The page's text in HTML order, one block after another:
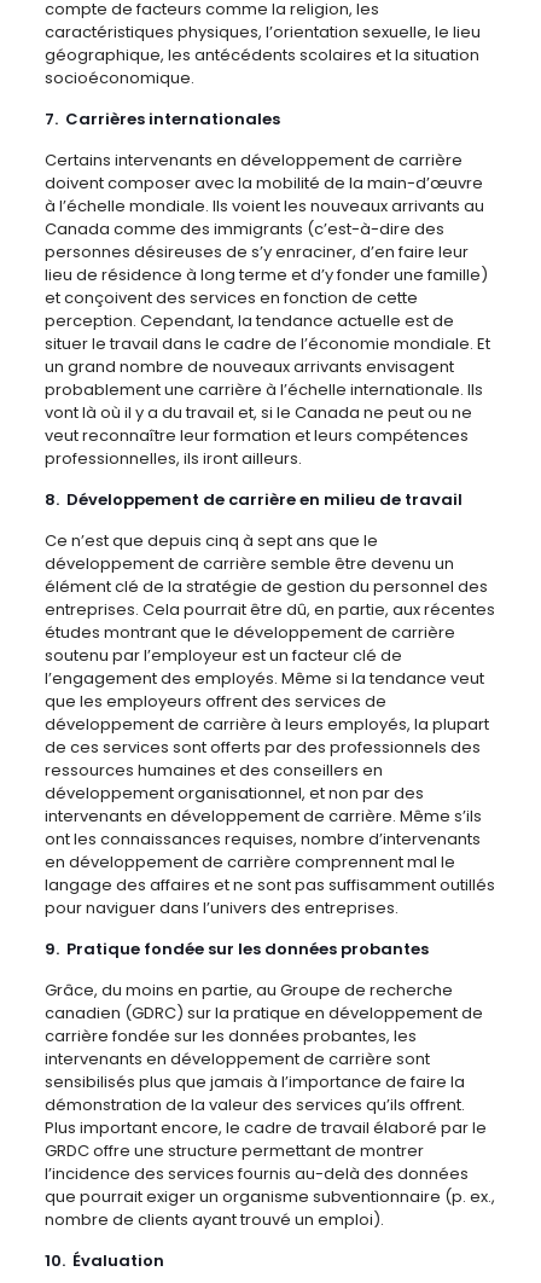
compte de facteurs comme la religion, les
caractéristiques physiques, l’orientation sexuelle, le lieu
géographique, les antécédents scolaires et la situation
socioéconomique.
7. Carrières internationales
Certains intervenants en développement de carrière
doivent composer avec la mobilité de la main-d’œuvre
à l’échelle mondiale. Ils voient les nouveaux arrivants au
Canada comme des immigrants (c’est-à-dire des
personnes désireuses de s’y enraciner, d’en faire leur
lieu de résidence à long terme et d’y fonder une famille)
et conçoivent des services en fonction de cette
perception. Cependant, la tendance actuelle est de
situer le travail dans le cadre de l’économie mondiale. Et
un grand nombre de nouveaux arrivants envisagent
probablement une carrière à l’échelle internationale. Ils
vont là où il y a du travail et, si le Canada ne peut ou ne
veut reconnaître leur formation et leurs compétences
professionnelles, ils iront ailleurs.
8. Développement de carrière en milieu de travail
Ce n’est que depuis cinq à sept ans que le
développement de carrière semble être devenu un
élément clé de la stratégie de gestion du personnel des
entreprises. Cela pourrait être dû, en partie, aux récentes
études montrant que le développement de carrière
soutenu par l’employeur est un facteur clé de
l’engagement des employés. Même si la tendance veut
que les employeurs offrent des services de
développement de carrière à leurs employés, la plupart
de ces services sont offerts par des professionnels des
ressources humaines et des conseillers en
développement organisationnel, et non par des
intervenants en développement de carrière. Même s’ils
ont les connaissances requises, nombre d’intervenants
en développement de carrière comprennent mal le
langage des affaires et ne sont pas suffisamment outillés
pour naviguer dans l’univers des entreprises.
9. Pratique fondée sur les données probantes
Grâce, du moins en partie, au Groupe de recherche
canadien (GDRC) sur la pratique en développement de
carrière fondée sur les données probantes, les
intervenants en développement de carrière sont
sensibilisés plus que jamais à l’importance de faire la
démonstration de la valeur des services qu’ils offrent.
Plus important encore, le cadre de travail élaboré par le
GRDC offre une structure permettant de montrer
l’incidence des services fournis au-delà des données
que pourrait exiger un organisme subventionnaire (p. ex.,
nombre de clients ayant trouvé un emploi).
10. Évaluation